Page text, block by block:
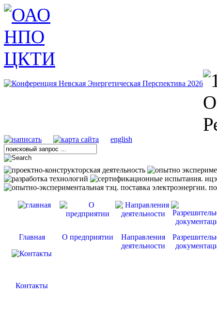
english
Главная О предприятии
Направления
деятельности
Контакты